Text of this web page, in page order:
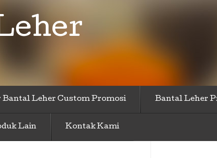
Bantal Leher Custom Promosi Bantal Leher
Lain Kontak Kami